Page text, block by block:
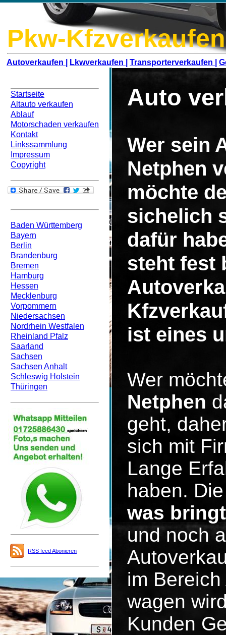
Pkw-
Autoverkaufen | Lkwverkaufen | Transporterverkaufen |
Startseite
Altauto verkaufen
Ablauf
Motorschaden verkaufen
Kontakt
Linkssammlung
Impressum
Copyright
Baden Württemberg
Bayern
Berlin
Brandenburg
Bremen
Hamburg
Hessen
Mecklenburg
Vorpommern
Niedersachsen
Nordrhein Westfalen
Rheinland Pfalz
Saarland
Sachsen
Sachsen Anhalt
Schleswig Holstein
Thüringen
RSS feed Abonieren
Auto
Wer sein
Netphen
möchte
sichelich
dafür
steht fest
ist eines
Wer
Netphen
geht,
sich mit
Lange
haben.
was
und noch
im
wagen
Kunden